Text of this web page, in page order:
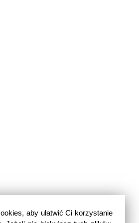
aby ułatwić Ci korzystanie